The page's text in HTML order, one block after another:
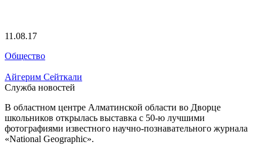
11.08.17
Общество
Айгерим Сейткали
Служба новостей
В областном центре Алматинской области во Дворце
школьников открылась выставка с 50-ю лучшими
фотографиями известного научно-познавательного журнала
«National Geographic».